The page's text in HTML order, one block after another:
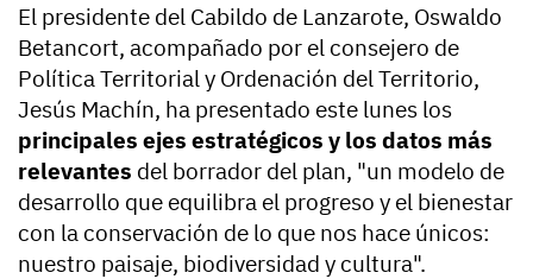
El presidente del Cabildo de Lanzarote, Oswaldo
Betancort, acompañado por el consejero de
Política Territorial y Ordenación del Territorio,
Jesús Machín, ha presentado este lunes los
principales ejes estratégicos y los datos más
relevantes del borrador del plan, "un modelo de
desarrollo que equilibra el progreso y el bienestar
con la conservación de lo que nos hace únicos:
nuestro paisaje, biodiversidad y cultura".